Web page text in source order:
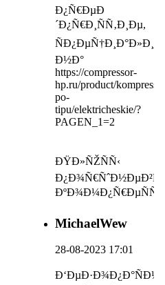
Ð¿Ñ€ÐµÐ
´Ð¿Ñ€Ð¸ÑÑ‚Ð¸Ðµ,
Ð½Ð°
https://compressor-
hp.ru/product/
po-
tipu/elektricheskie/?
PAGEN_1=2
ÐŸÐ»ÑŽÑÑ‹
MichaelWew
28-08-2023 17:01